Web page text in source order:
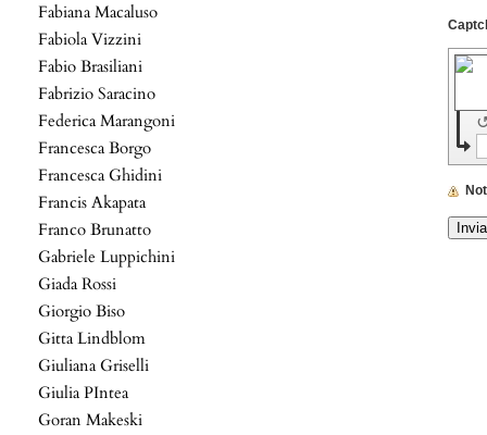
Fabiana Macaluso
Fabiola Vizzini
Fabio Brasiliani
Fabrizio Saracino
Federica Marangoni
Francesca Borgo
Francesca Ghidini
Francis Akapata
Franco Brunatto
Gabriele Luppichini
Giada Rossi
Giorgio Biso
Gitta Lindblom
Giuliana Griselli
Giulia PIntea
Goran Makeski